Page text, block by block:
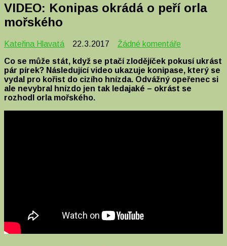
VIDEO: Konipas okrádá o peří orla
mořského
Kateřina Hlavatá 22.3.2017 Žádné komentáře
s
názvem
VIDEO:
Konipas
Co se může stát, když se ptačí zlodějíček pokusí ukrást
pár pírek? Následující video ukazuje konipase, který se
vydal pro kořist do cizího hnízda. Odvážný opeřenec si
ale nevybral hnízdo jen tak ledajaké – okrást se
rozhodl orla mořského.